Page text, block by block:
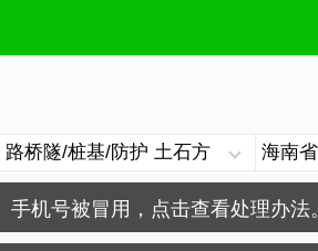
手机号被冒用，点击查看处理办法。
防骗常识：学会这些不上当？